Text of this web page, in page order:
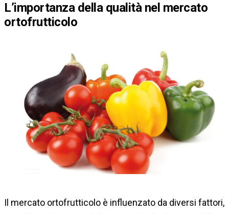
L’importanza della qualità nel mercato
ortofrutticolo
Il mercato ortofrutticolo è influenzato da diversi fattori,